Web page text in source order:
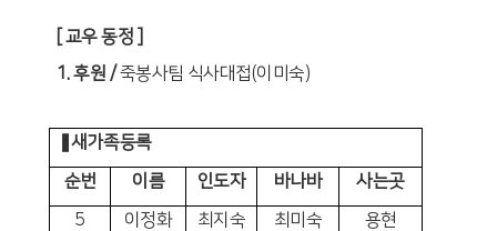
교우 동정
1.후원 /죽봉사팀 식사대접(이미숙)
❚새가족등록
순번
이름 인도자 바나바
사는곳
5
이정화 최지숙 최미숙 용현